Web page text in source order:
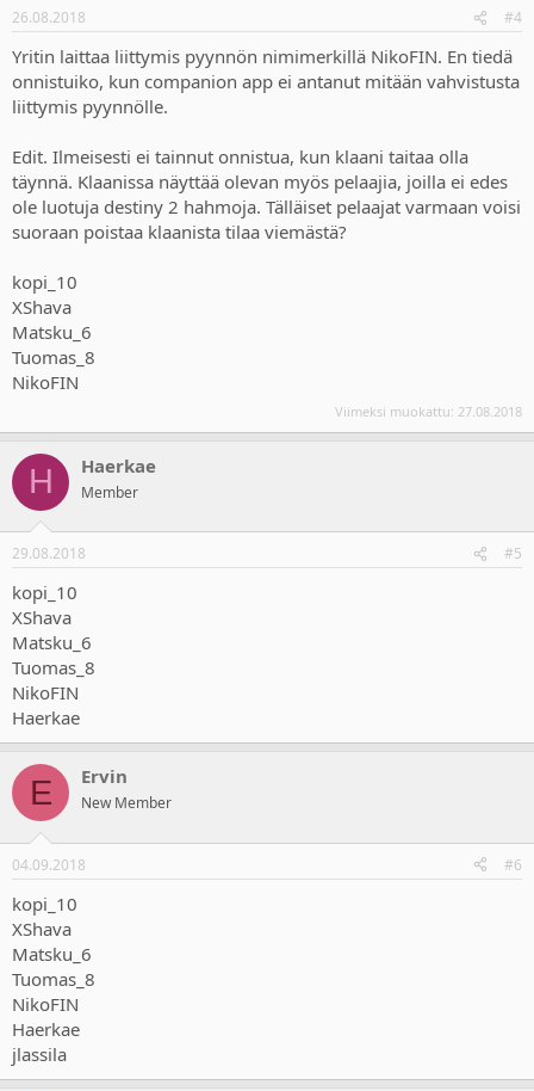
26.08.2018 #4
Yritin laittaa liittymis pyynnön nimimerkillä NikoFIN. En tiedä
onnistuiko, kun companion app ei antanut mitään vahvistusta
liittymis pyynnölle.
Edit. Ilmeisesti ei tainnut onnistua, kun klaani taitaa olla
täynnä. Klaanissa näyttää olevan myös pelaajia, joilla ei edes
ole luotuja destiny 2 hahmoja. Tälläiset pelaajat varmaan voisi
suoraan poistaa klaanista tilaa viemästä?
kopi_10
XShava
Matsku_6
Tuomas_8
NikoFIN
Viimeksi muokattu: 27.08.2018
H Haerkae
Member
29.08.2018 #5
kopi_10
XShava
Matsku_6
Tuomas_8
NikoFIN
Haerkae
E Ervin
New Member
04.09.2018 #6
kopi_10
XShava
Matsku_6
Tuomas_8
NikoFIN
Haerkae
jlassila